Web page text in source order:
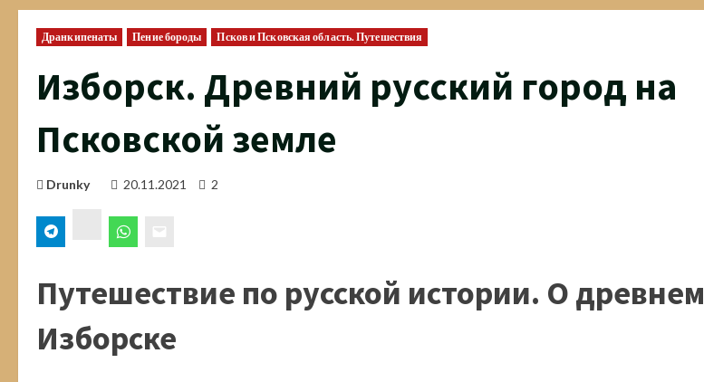
Дранкипенаты Пение бороды Псков и Псковская область. Путешествия
Изборск. Древний русский город на
Псковской земле
Drunky 20.11.2021 2
Путешествие по русской истории. О древнем
Изборске